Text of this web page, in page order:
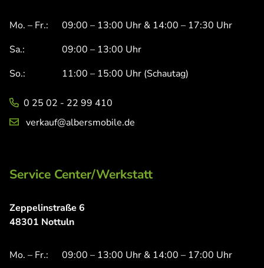
Mo. – Fr.:
09:00 – 13:00 Uhr & 14:00 – 17:30 Uhr
Sa.:
09:00 – 13:00 Uhr
So.:
11:00 – 15:00 Uhr (Schautag)
0 25 02 - 22 99 410
verkauf@albersmobile.de
Service Center/Werkstatt
Zeppelinstraße 6
48301 Nottuln
Mo. – Fr.: 09:00 – 13:00 Uhr & 14:00 – 17:00 Uhr